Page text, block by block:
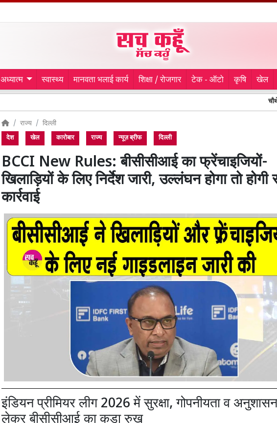
अध्यात्म स्वास्थ्य मानवता भलाई कार्य शिक्षा / रोजगार टेक - ऑटो कृषि खेल
चौथे दिन भी
राज्य दिल्ली
देश खेल कारोबार राज्य न्यूज़ ब्रीफ दिल्ली
BCCI New Rules: बीसीसीआई का फ्रेंचाइजियों-
खिलाड़ियों के लिए निर्देश जारी, उल्लंघन होगा तो
कार्रवाई
इंडियन प्रीमियर लीग 2026 में सुरक्षा, गोपनीयता व